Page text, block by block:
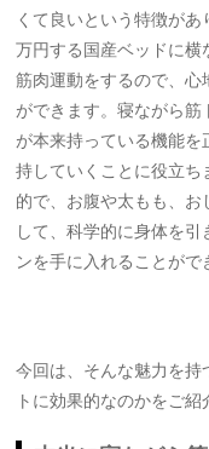
くて良いという特徴が
万円する国産ベッドに
筋肉運動をするので、心
ができます。寝ながら
が本来持っている機能
持していくことに役立ち
的で、お腹や太もも、
して、科学的に身体を
ンを手に入れることがで
今回は、そんな魅力を持
トに効果的なのかをご紹